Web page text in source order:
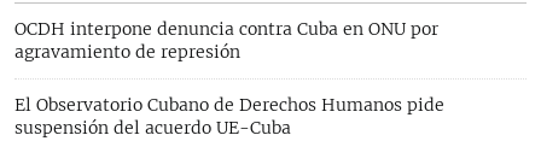
OCDH interpone denuncia contra Cuba en ONU por
agravamiento de represión
El Observatorio Cubano de Derechos Humanos pide
suspensión del acuerdo UE-Cuba